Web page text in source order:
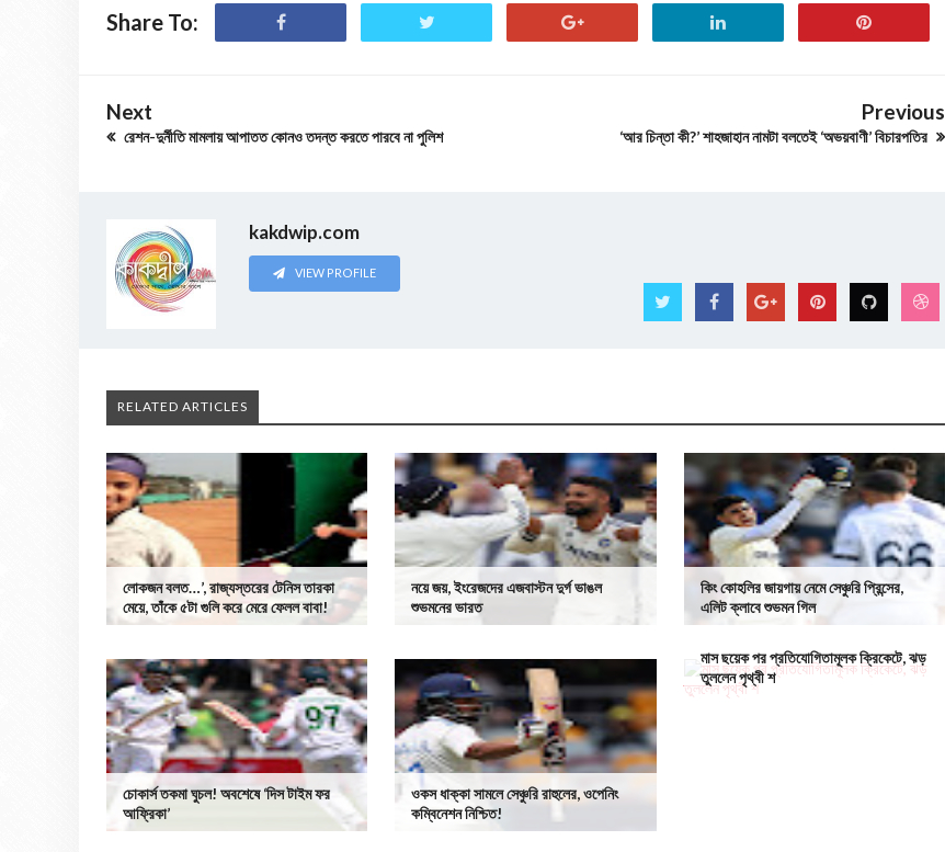
Share To:
Next
রেশন-দুর্নীতি মামলায় আপাতত কোনও তদন্ত করতে পারবে না পুলিশ
Previous
‘আর চিন্তা কী?’ শাহজাহান নামটা বলতেই ‘অভয়বাণী’ বিচারপতির
kakdwip.com
VIEW PROFILE
RELATED ARTICLES
লোকজন বলত…’, রাজ্যস্তরের টেনিস তারকা
মেয়ে, তাঁকে ৫টা গুলি করে মেরে ফেলল বাবা!
নয়ে জয়, ইংরেজদের এজবাস্টন দুর্গ ভাঙল
শুভমনের ভারত
কিং কোহলির জায়গায় নেমে সেঞ্চুরি প্রিন্সের,
এলিট ক্লাবে শুভমন গিল
চোকার্স তকমা ঘুচল! অবশেষে ‘দিস টাইম ফর
আফ্রিকা’
ওকস ধাক্কা সামলে সেঞ্চুরি রাহুলের, ওপেনিং
কম্বিনেশন নিশ্চিত!
মাস ছয়েক পর প্রতিযোগিতামূলক ক্রিকেটে, ঝড়
তুললেন পৃথ্বী শ